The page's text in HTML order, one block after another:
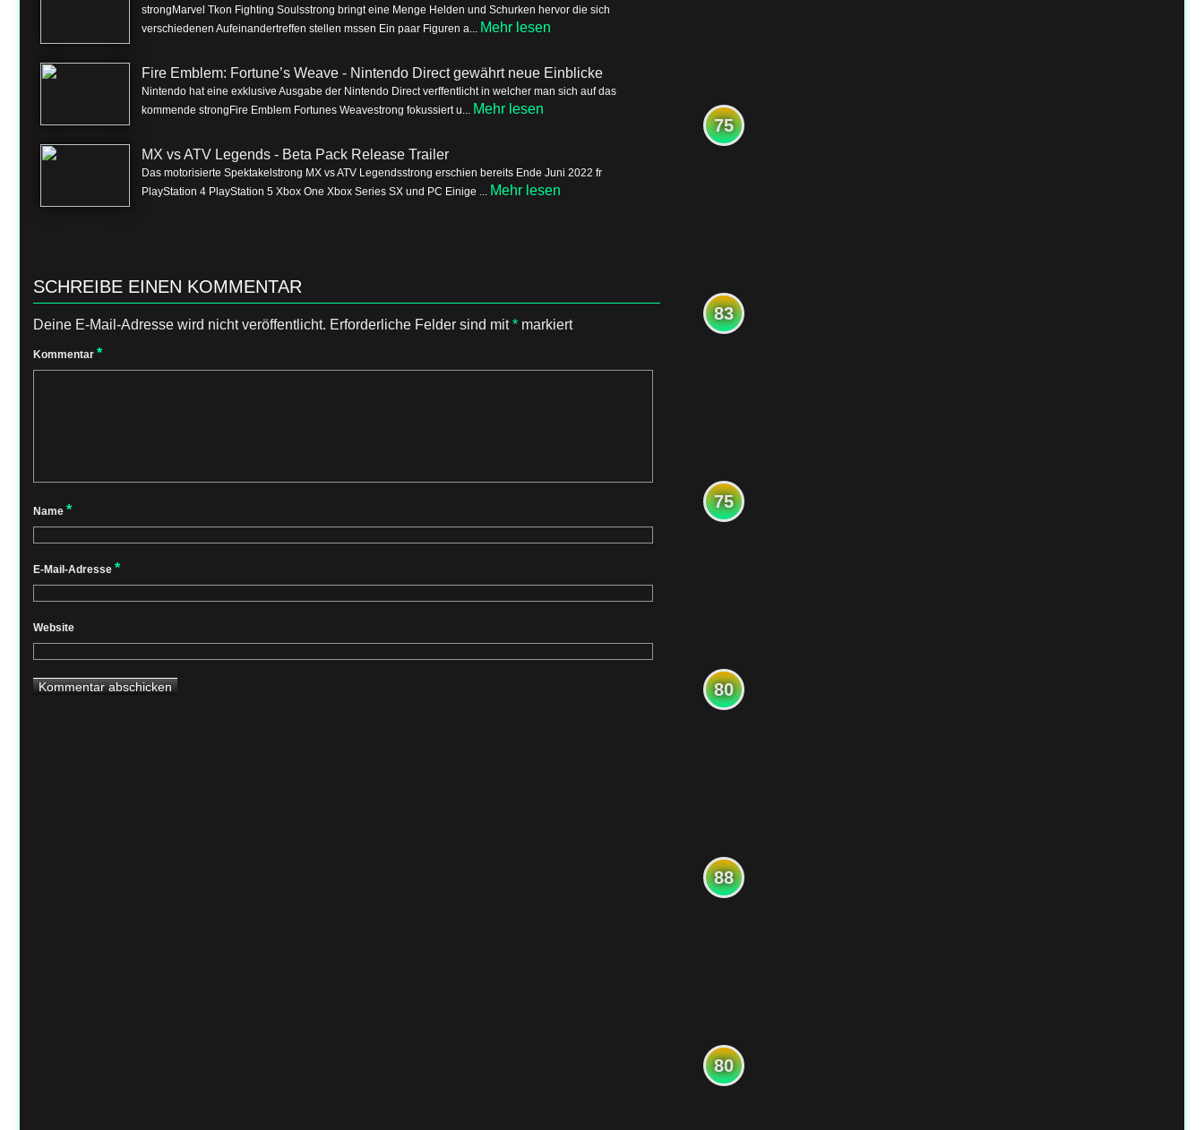
strongMarvel Tkon Fighting Soulsstrong bringt eine Menge Helden und Schurken hervor die sich
verschiedenen Aufeinandertreffen stellen mssen Ein paar Figuren a... Mehr lesen
Fire Emblem: Fortune’s Weave - Nintendo Direct gewährt neue Einblicke
Nintendo hat eine exklusive Ausgabe der Nintendo Direct verffentlicht in welcher man sich auf das
kommende strongFire Emblem Fortunes Weavestrong fokussiert u... Mehr lesen
MX vs ATV Legends - Beta Pack Release Trailer
Das motorisierte Spektakelstrong MX vs ATV Legendsstrong erschien bereits Ende Juni 2022 fr
PlayStation 4 PlayStation 5 Xbox One Xbox Series SX und PC Einige ... Mehr lesen
SCHREIBE EINEN KOMMENTAR
Deine E-Mail-Adresse wird nicht veröffentlicht. Erforderliche Felder sind mit* markiert
Kommentar *
Name *
E-Mail-Adresse *
Website
75
83
75
80
88
80